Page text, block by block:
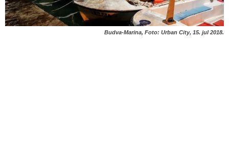
Budva-Marina, Foto: Urban City, 15. jul 2018.